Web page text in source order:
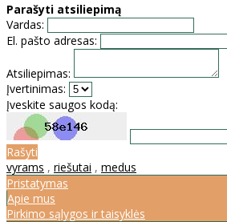
Parašyti atsiliepimą
Vardas:
El. pašto adresas:
Atsiliepimas:
Įvertinimas:
Įveskite saugos kodą:
Rašyti
vyrams , riešutai , medus
Pristatymas
Apie mus
Pirkimo sąlygos ir taisyklės